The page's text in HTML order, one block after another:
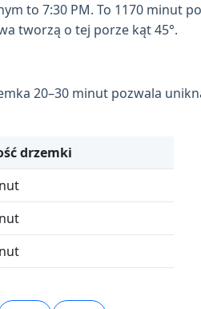
to 7:30 PM. To 1170 minut
tworzą o tej porze kąt 45°.
20–30 minut pozwala
drzemki